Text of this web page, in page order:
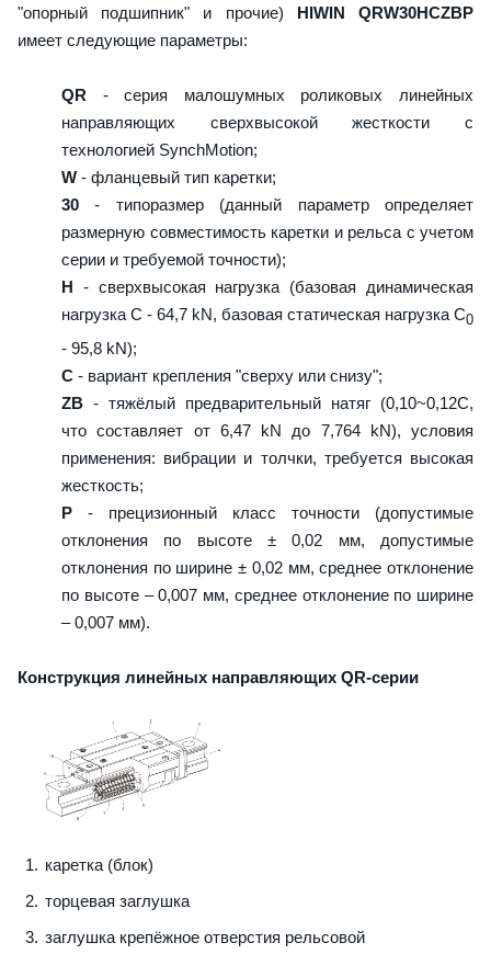
"опорный подшипник" и прочие) HIWIN QRW30HCZBP
имеет следующие параметры:
QR - серия малошумных роликовых линейных
направляющих сверхвысокой жесткости с
технологией SynchMotion;
W - фланцевый тип каретки;
30 - типоразмер (данный параметр определяет
размерную совместимость каретки и рельса с учетом
серии и требуемой точности);
H - сверхвысокая нагрузка (базовая динамическая
нагрузка C - 64,7 kN, базовая статическая нагрузка С0
- 95,8 kN);
C - вариант крепления "сверху или снизу";
ZB - тяжёлый предварительный натяг (0,10~0,12C,
что составляет от 6,47 kN до 7,764 kN), условия
применения: вибрации и толчки, требуется высокая
жесткость;
P - прецизионный класс точности (допустимые
отклонения по высоте ± 0,02 мм, допустимые
отклонения по ширине ± 0,02 мм, среднее отклонение
по высоте – 0,007 мм, среднее отклонение по ширине
– 0,007 мм).
Конструкция линейных направляющих QR-серии
каретка (блок)
торцевая заглушка
заглушка крепёжное отверстия рельсовой